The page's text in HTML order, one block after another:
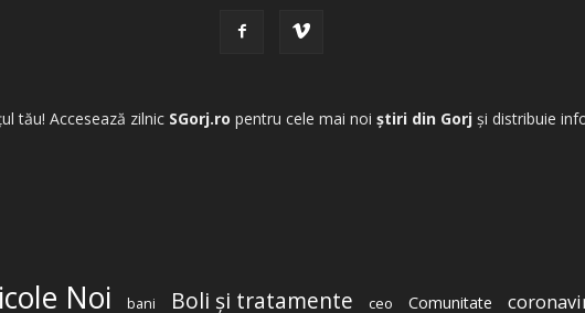
tău! Accesează zilnic SGorj.ro pentru cele mai noi știri din Gorj și distribuie
Noi bani Boli şi tratamente ceo Comunitate